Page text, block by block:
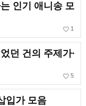
인기 애니송 모
favorite_border 1
던 건의 주제가·
favorite_border 5
입가 모음